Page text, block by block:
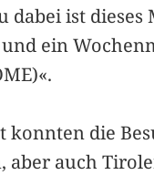
dabei ist
ein
konnten die
aber auch